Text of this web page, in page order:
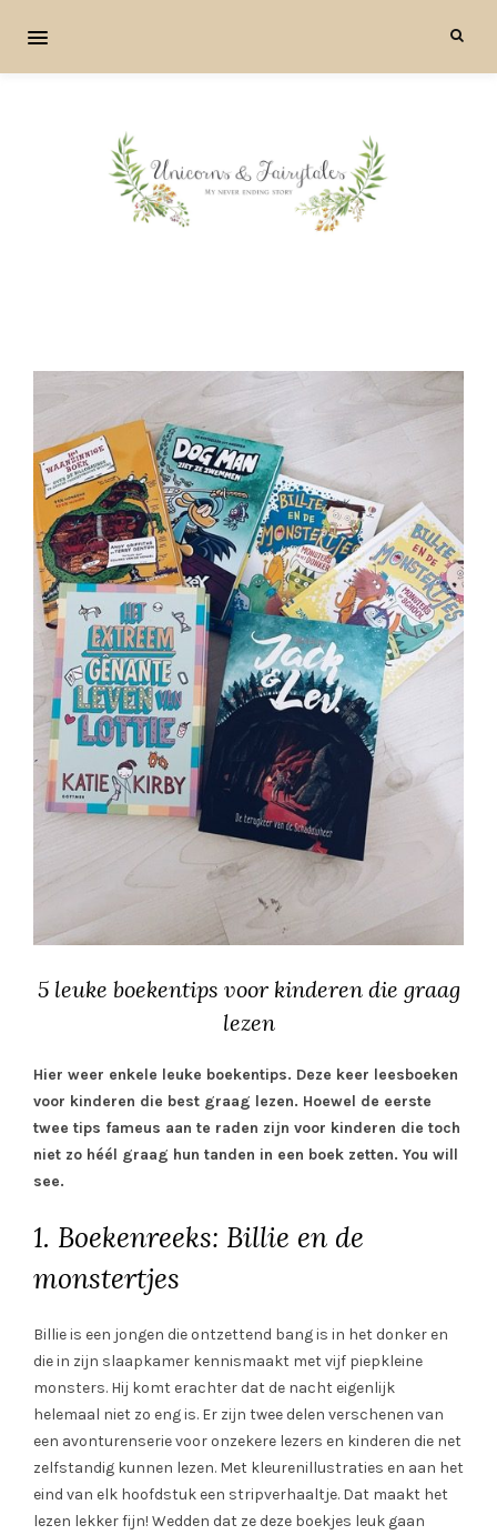
5 leuke boekentips voor kinderen die graag
lezen
Hier weer enkele leuke boekentips. Deze keer leesboeken
voor kinderen die best graag lezen. Hoewel de eerste
twee tips fameus aan te raden zijn voor kinderen die toch
niet zo héél graag hun tanden in een boek zetten. You will
see.
1. Boekenreeks: Billie en de
monstertjes
Billie is een jongen die ontzettend bang is in het donker en
die in zijn slaapkamer kennismaakt met vijf piepkleine
monsters. Hij komt erachter dat de nacht eigenlijk
helemaal niet zo eng is. Er zijn twee delen verschenen van
een avonturenserie voor onzekere lezers en kinderen die net
zelfstandig kunnen lezen. Met kleurenillustraties en aan het
eind van elk hoofdstuk een stripverhaaltje. Dat maakt het
lezen lekker fijn! Wedden dat ze deze boekjes leuk gaan